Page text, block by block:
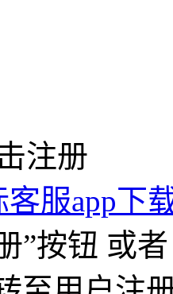
注册
服app下
”按钮 或